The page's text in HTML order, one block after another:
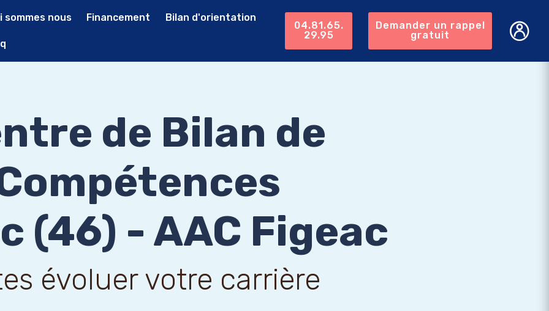
sommes nous Financement Bilan d'orientation
04.81.65.
29.95
Demander un rappel
gratuit
de Bilan de
(46) - AAC Figeac
évoluer votre carrière